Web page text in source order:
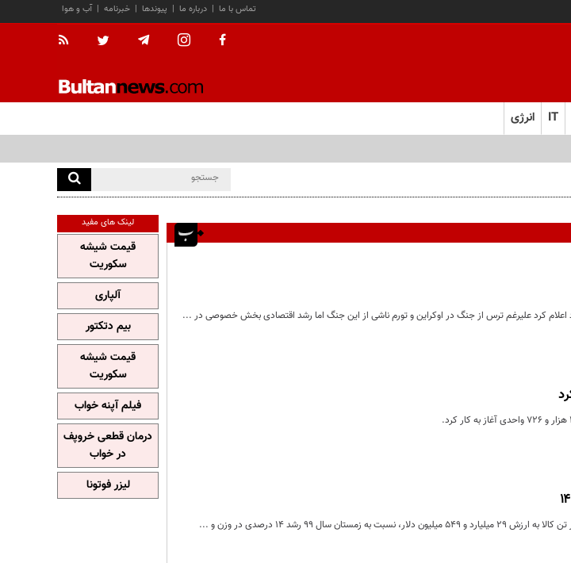
آب و هوا | خبرنامه | پیوندها | درباره ما | تماس با ما
IT انرژی
لینک های مفید
قیمت شیشه
سکوریت
آلپاری
بیم دتکتور
قیمت شیشه
سکوریت
فیلم آپنه خواب
درمان قطعی خروپف
در خواب
لیزر فوتونا